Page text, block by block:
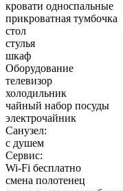
кровати односпальные
прикроватная тумбочка
стол
стулья
шкаф
Оборудование
телевизор
холодильник
чайный набор посуды
электрочайник
Санузел:
с душем
Сервис:
Wi-Fi бесплатно
смена полотенец